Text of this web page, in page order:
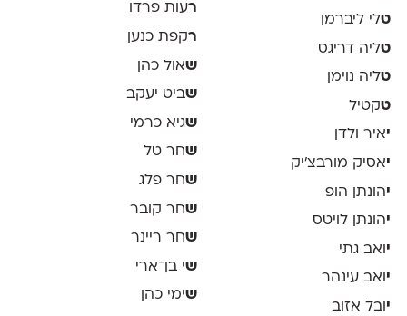
טלי ליברמן
טליה דריגס
טליה נוימן
טקטיל
יאיר ולדן
יאסיק מורבצ'יק
יהונתן הופ
יהונתן לויטס
י ואב גתי
יואב עינהר
י ובל אזוב
רעות פרדו
רקפת כנען
שאול כהן
שביט יעקב
שגיא כרמי
שחר טל
שחר פלג
שחר קובר
שחר ריינר
שי בן־ארי
שימי כהן